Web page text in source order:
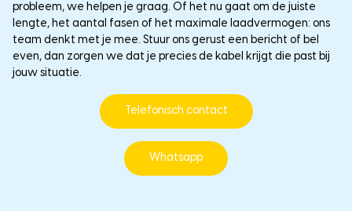
probleem, we helpen je graag. Of het nu gaat om de juiste
lengte, het aantal fasen of het maximale laadvermogen: ons
team denkt met je mee. Stuur ons gerust een bericht of bel
even, dan zorgen we dat je precies de kabel krijgt die past bij
jouw situatie.
Telefonisch contact
Whatsapp